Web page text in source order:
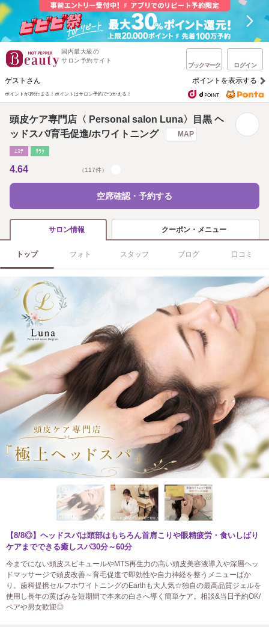
国内最大級の
サロン予約サイト
ブックマーク ログイン
ゲストさん ポイントを表示する
ポイントが1%たまる！ ポイントはサロン予約でつかえる！
頭皮ケア専門店〈 Personal salon Luna〉目黒 ヘ
ッドスパ/育毛促進/ホワイトニング
MAP
ｴｽﾃ ﾘﾗｸ
4.64 （117件）
空席確認・予約する
サロン情報 クーポン・メニュー
トップ フォト スタッフ ブログ 口コミ
【8/8◎】ヘッドスパは頭部はもちろん首肩こりや眼精疲労・食いしばり
ケアまでできる癒しスパ30分～60分
今までにない頭皮スピキュールやMTS再生力の高い頭皮美容液導入や深層ヘッ
ドマッサージで頭皮改善～育毛促進で即効性や自力神経を整うメニューばか
り。歯科提携セルフホワイトニングのEarthも大人気☆独自の最高品質ジェルを
使用し長年の黄ばみを短期間で本来の白さへ導く簡単ケア。相談&当日予約OK/
ペアや男女歓迎◎